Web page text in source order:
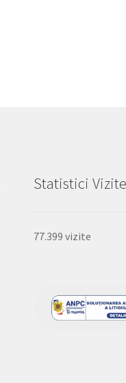
Statistici Vizite
77.399 vizite